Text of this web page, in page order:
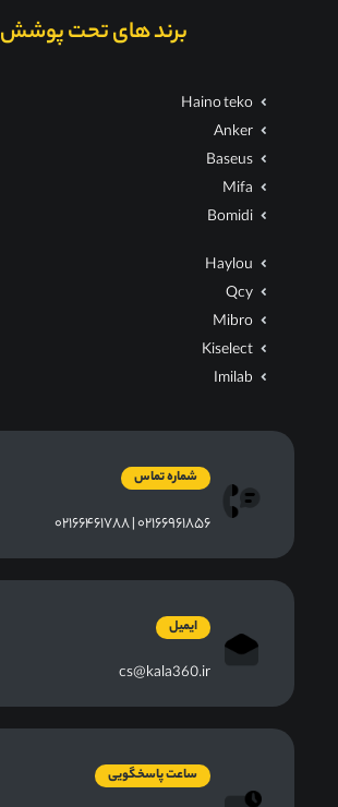
برند های تحت پوشش
Haino teko
Anker
Baseus
Mifa
Bomidi
Haylou
Qcy
Mibro
Kiselect
Imilab
شماره تماس
۰۲۱۶۶۹۶۱۸۵۶ | ۰۲۱۶۶۴۶۱۷۸۸
ایمیل
cs@kala360.ir
ساعت پاسخگویی